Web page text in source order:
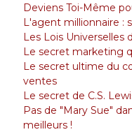
Deviens Toi-Même
L'agent millionnaire :
Les Lois Universelles
Le secret marketing
Le secret ultime du
ventes
Le secret de C.S.
Pas de "Mary Sue"
meilleurs !